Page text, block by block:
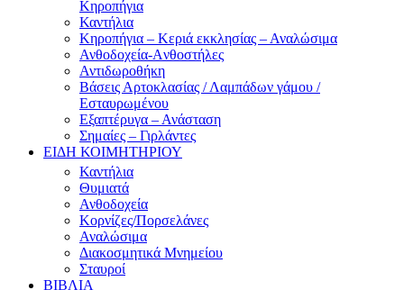
Κηροπήγια
Καντήλια
Κηροπήγια – Κεριά εκκλησίας – Αναλώσιμα
Ανθοδοχεία-Aνθοστήλες
Αντιδωροθήκη
Βάσεις Αρτοκλασίας / Λαμπάδων γάμου /
Εσταυρωμένου
Εξαπτέρυγα – Ανάσταση
Σημαίες – Γιρλάντες
ΕΙΔΗ ΚΟΙΜΗΤΗΡΙΟΥ
Καντήλια
Θυμιατά
Ανθοδοχεία
Κορνίζες/Πορσελάνες
Αναλώσιμα
Διακοσμητικά Μνημείου
Σταυροί
ΒΙΒΛΙΑ